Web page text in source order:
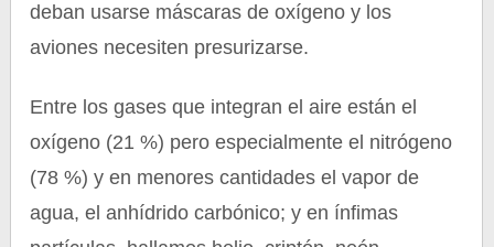
deban usarse máscaras de oxígeno y los
aviones necesiten presurizarse.
Entre los gases que integran el aire están el
oxígeno (21 %) pero especialmente el nitrógeno
(78 %) y en menores cantidades el vapor de
agua, el anhídrido carbónico; y en ínfimas